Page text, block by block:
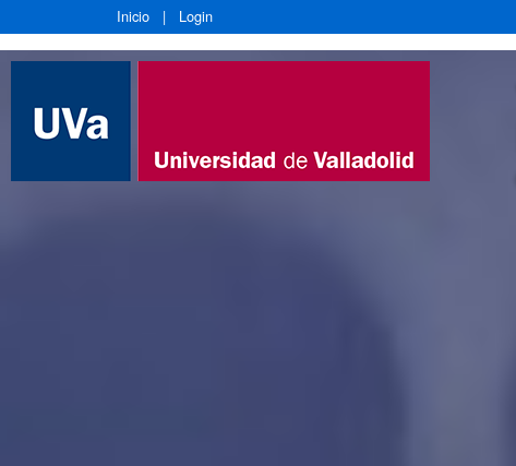
Inicio | Login